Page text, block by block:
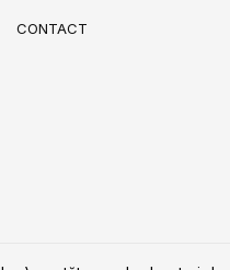
CONTACT